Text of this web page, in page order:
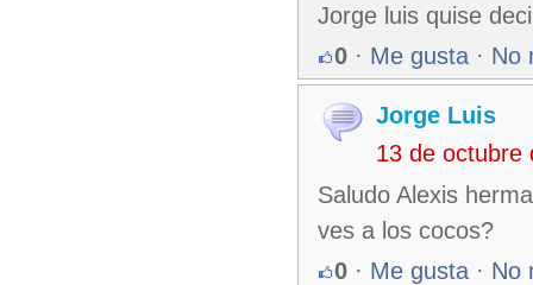
Jorge luis quise
0 · Me gusta · No
Jorge Luis
13 de octubre
Saludo Alexis
ves a los cocos?
0 · Me gusta · No